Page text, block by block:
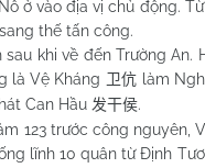
ở vào địa vị chủ động.
thế tấn công.
về đến Trường An.
là Vệ Kháng
卫伉 làm
Can Hầu 发干侯.
trước công nguyên, Vệ
lĩnh 10 quân từ Định